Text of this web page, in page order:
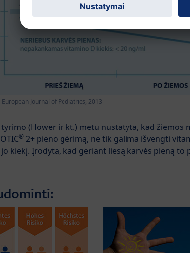
Journal of Pediatrics, 2013
(Hower ir kt.) metu nustatyta, kad žiemos
® 2+ pieno gėrimą, ne tik galima išvengti
kiekį. Įrodyta, kad geriant liesą karvės pieną to